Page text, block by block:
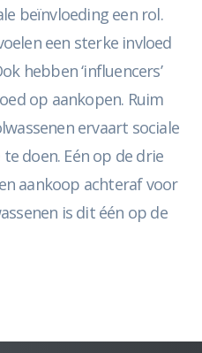
beïnvloeding een rol.
een sterke invloed
hebben ‘influencers’
op aankopen. Ruim
ervaart sociale
doen. Eén op de drie
aankoop achteraf voor
is dit één op de